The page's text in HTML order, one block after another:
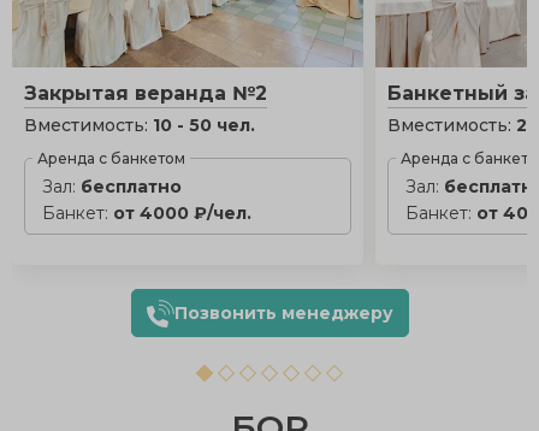
Закрытая веранда №2
Вместимость: 10 - 50 чел.
Аренда с банкетом
Зал: бесплатно
Банкет: от 4000 ₽/чел.
Банкетный
Вместимость:
Аренда с
Зал:
Банкет: от
Позвонить менеджеру